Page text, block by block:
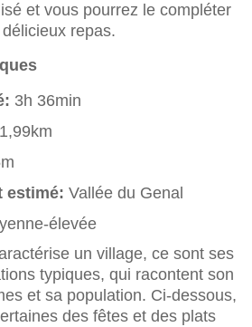
et vous pourrez le compléter
repas.
3h 36min
estimé: Vallée du Genal
élevée
un village, ce sont ses
typiques, qui racontent son
et sa population. Ci-dessous,
des fêtes et des plats